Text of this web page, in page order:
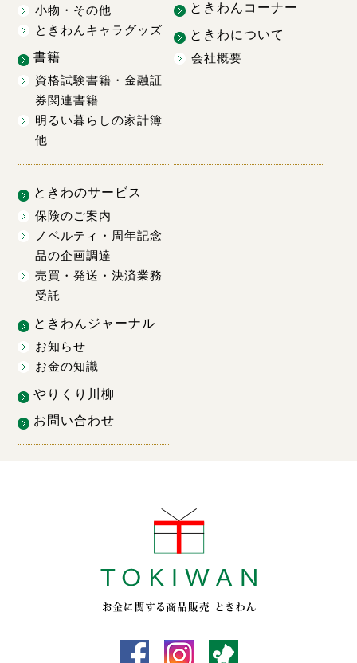
小物・その他
ときわんキャラグッズ
書籍
資格試験書籍・金融証
券関連書籍
明るい暮らしの家計簿
他
ときわんコーナー
ときわについて
会社概要
ときわのサービス
保険のご案内
ノベルティ・周年記念
品の企画調達
売買・発送・決済業務
受託
ときわんジャーナル
お知らせ
お金の知識
やりくり川柳
お問い合わせ